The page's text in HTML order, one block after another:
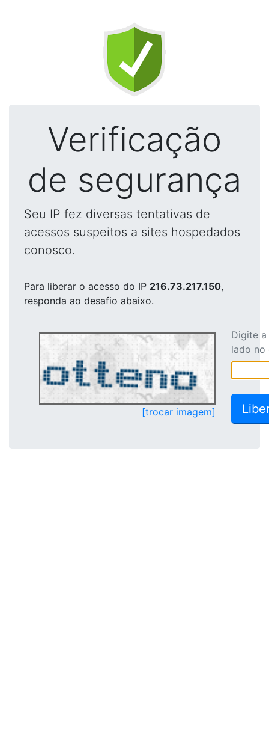
Verificação
de segurança
Seu IP fez diversas tentativas de
acessos suspeitos a sites hospedados
conosco.
Para liberar o acesso do IP 216.73.217.150,
responda ao desafio abaixo.
[trocar imagem]
Digite
lado no